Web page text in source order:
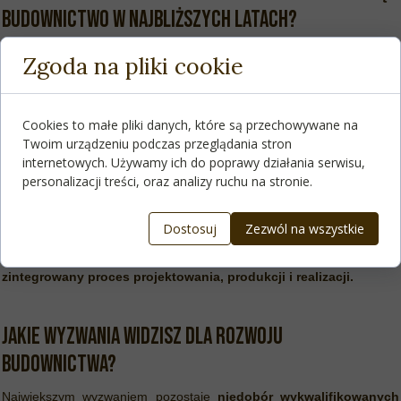
budownictwo w najbliższych latach?
Już dziś potrafimy przenieść nawet 40% prac z placu budowy do
Ogromne znaczenie ma również
BIM, który pozwala precyzyjnie
planować, redukować błędy i optymalizować procesy.
Do tego dochodzi automatyzacja - zarówno w produkcji, jak i w
projektowaniu - oraz rosnące znaczenie energooszczędności i
współpracy między branżami.
Tradycyjny model inwestycyjny, w którym architekt, wykonawca i
zintegrowany proces projektowania, produkcji i realizacji.
Jakie wyzwania widzisz dla rozwoju
budownictwa?
Największym wyzwaniem pozostaje niedobór wykwalifikowanych
Zgoda na pliki cookie
Cookies to małe pliki danych, które są przechowywane na
Twoim urządzeniu podczas przeglądania stron
internetowych. Używamy ich do poprawy działania serwisu,
personalizacji treści, oraz analizy ruchu na stronie.
Dostosuj Zezwól na wszystkie